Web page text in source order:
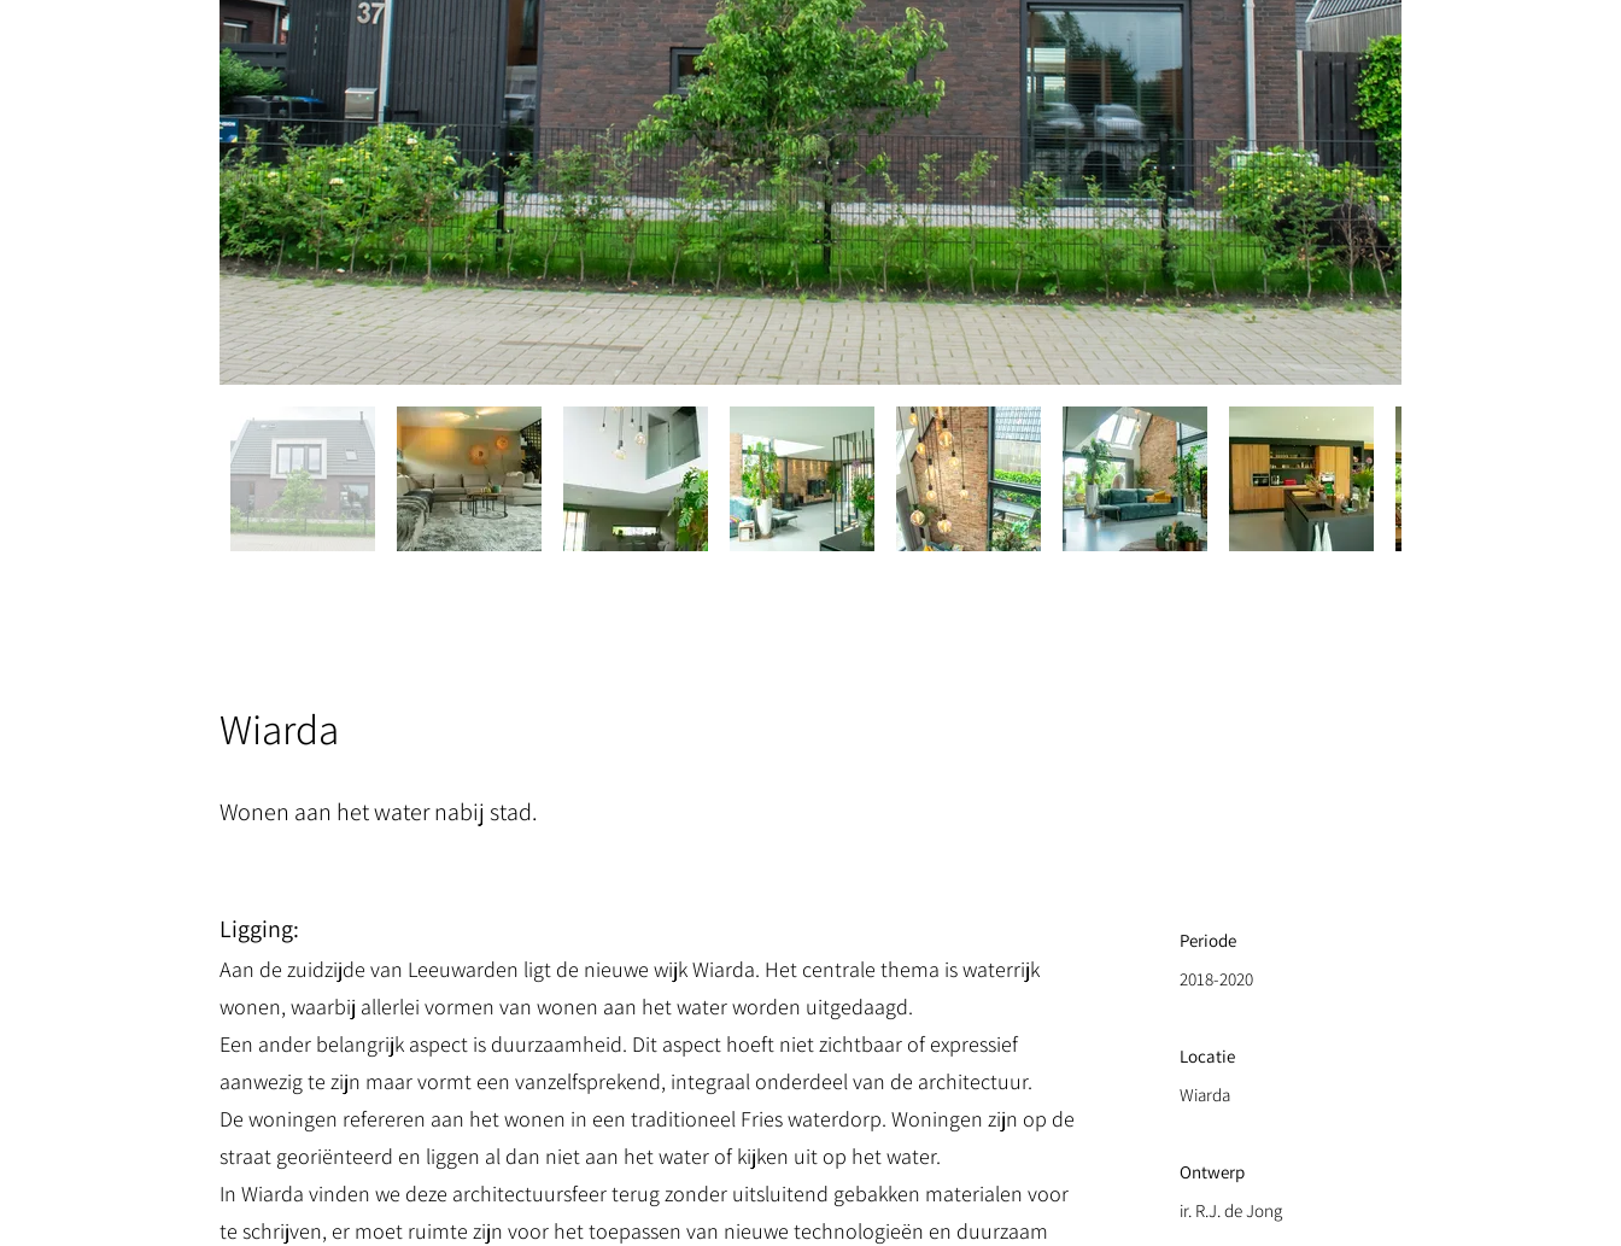
Wiarda
Wonen aan het water nabij stad.
Ligging:
Aan de zuidzijde van Leeuwarden ligt de nieuwe wijk Wiarda. Het centrale thema is waterrijk
wonen, waarbij allerlei vormen van wonen aan het water worden uitgedaagd.
Een ander belangrijk aspect is duurzaamheid. Dit aspect hoeft niet zichtbaar of expressief
aanwezig te zijn maar vormt een vanzelfsprekend, integraal onderdeel van de architectuur.
De woningen refereren aan het wonen in een traditioneel Fries waterdorp. Woningen zijn op de
straat georiënteerd en liggen al dan niet aan het water of kijken uit op het water.
In Wiarda vinden we deze architectuursfeer terug zonder uitsluitend gebakken materialen voor
te schrijven, er moet ruimte zijn voor het toepassen van nieuwe technologieën en duurzaam
Periode
2018-2020
Locatie
Wiarda
Ontwerp
ir. R.J. de Jong